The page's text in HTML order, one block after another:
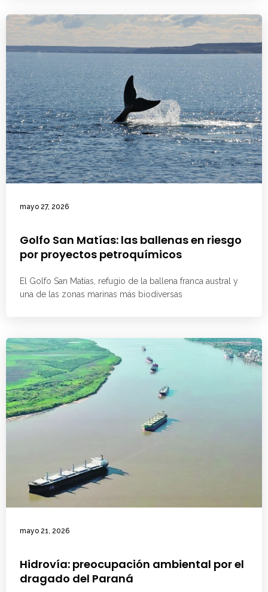
mayo 27, 2026
Golfo San Matías: las ballenas en riesgo
por proyectos petroquímicos
El Golfo San Matías, refugio de la ballena franca austral y
una de las zonas marinas más biodiversas
mayo 21, 2026
Hidrovía: preocupación ambiental por el
dragado del Paraná